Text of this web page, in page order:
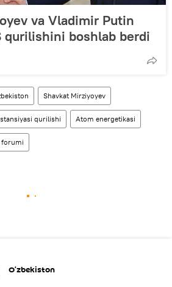
va Vladimir Putin
qurilishini boshlab berdi
Shavkat Mirziyoyev
qurilishi Atom energetikasi
forumi
O‘zbekiston